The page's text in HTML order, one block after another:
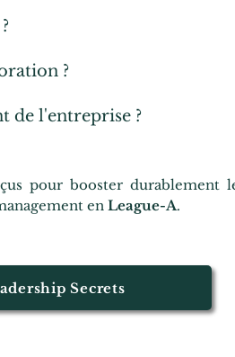
?
de l'entreprise ?
pour booster durablement
en League-A.
Secrets